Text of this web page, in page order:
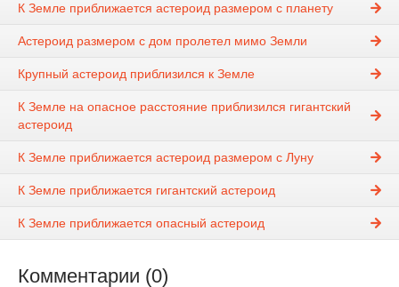
К Земле приближается астероид размером с планету
Астероид размером с дом пролетел мимо Земли
Крупный астероид приблизился к Земле
К Земле на опасное расстояние приблизился гигантский
астероид
К Земле приближается астероид размером с Луну
К Земле приближается гигантский астероид
К Земле приближается опасный астероид
Комментарии (0)